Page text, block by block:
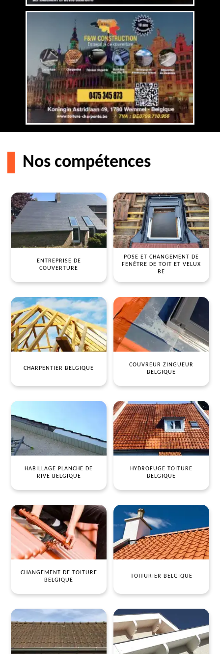
Nos compétences
ENTREPRISE DE
COUVERTURE
POSE ET CHANGEMENT DE
FENÊTRE DE TOIT ET VELUX
BE
CHARPENTIER BELGIQUE
COUVREUR ZINGUEUR
BELGIQUE
HABILLAGE PLANCHE DE
RIVE BELGIQUE
HYDROFUGE TOITURE
BELGIQUE
CHANGEMENT DE TOITURE
BELGIQUE
TOITURIER BELGIQUE